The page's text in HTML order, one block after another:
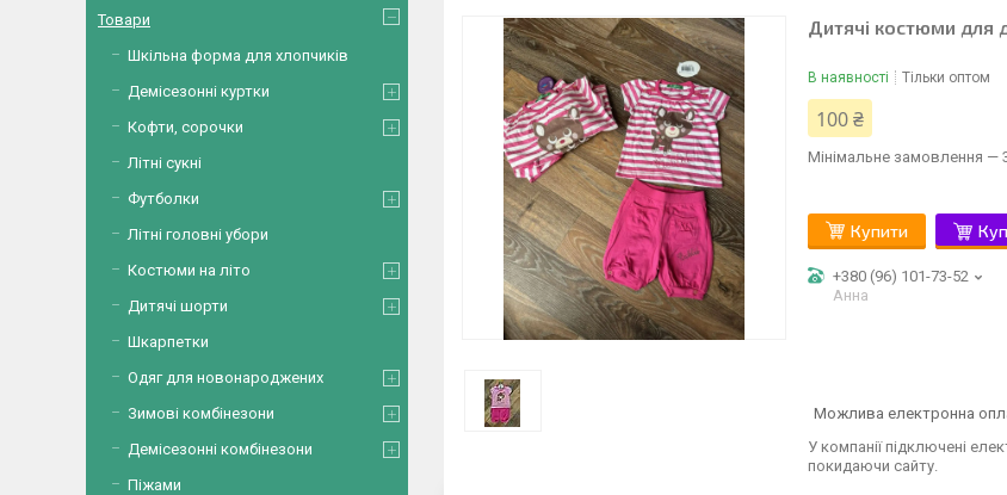
Дитячі костюми для
В наявності Тільки оптом
100 ₴
Мінімальне замовлення —
Купити
+380 (96) 101-73-52
Анна
У компанії підключені
покидаючи сайту.
Товари
Шкільна форма для хлопчиків
Демісезонні куртки
Кофти, сорочки
Літні сукні
Футболки
Літні головні убори
Костюми на літо
Дитячі шорти
Шкарпетки
Одяг для новонароджених
Зимові комбінезони
Демісезонні комбінезони
Піжами